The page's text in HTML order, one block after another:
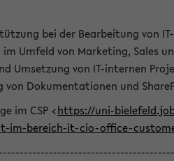
bei der Bearbeitung von
Umfeld von Marketing, Sales
Umsetzung von IT-internen
von Dokumentationen und
im CSP <https://uni-
im-bereich-it-cio-office-